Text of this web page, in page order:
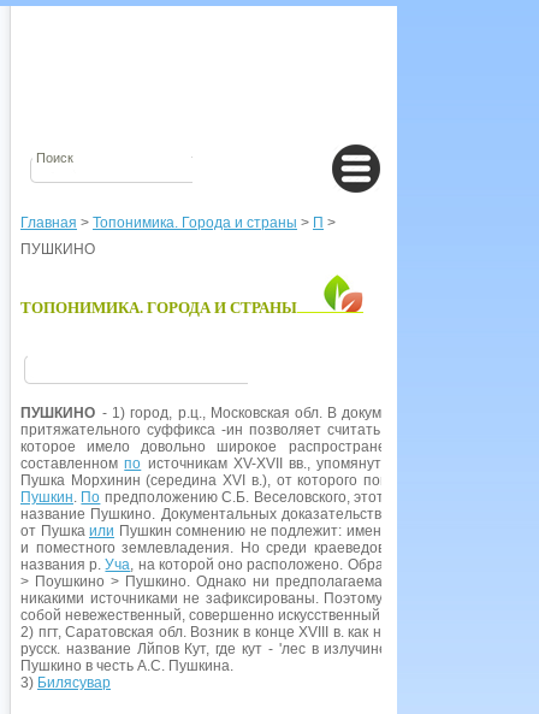
Главная > Топонимика. Города и страны > П >
ПУШКИНО
ТОПОНИМИКА. ГОРОДА И СТРАНЫ
ПУШКИНО - 1) город, р.ц., Московская обл. В документе 1498 г.
притяжательного суффикса -ин позволяет считать, что в его основе
которое имело довольно широкое распространение: в своде др.-
составленномпо источникам XV-XVII вв., упомянуто около 30
Пушка Морхинин (середина XVI в.), от которого пошел тот род
Пушкин. По предположению С.Б. Веселовского, этот Григорий Пушка мог
название Пушкино. Документальных доказательств связи ойконима с
от Пушка или Пушкин сомнению не подлежит: именование селений по
и поместного землевладения. Но среди краеведов распространено
названия р.Уча, на которой оно расположено. Образование
> Поушкино > Пушкино. Однако ни предполагаемая исходная форма
никакими источниками не зафиксированы. Поэтому очевидно, что эта
собой невежественный, совершенно искусственный, кабинетный домысел.
2) пгт, Саратовская обл. Возник в конце XVIII в. как нем. колония
русск. название Лйпов Кут, где кут - 'лес в излучине реки'. В 1941 г.,
Пушкино в честь А.С. Пушкина.
3) Билясувар